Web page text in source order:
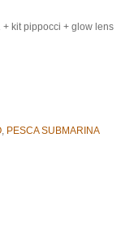
kit pippocci + glow lens
, PESCA SUBMARINA